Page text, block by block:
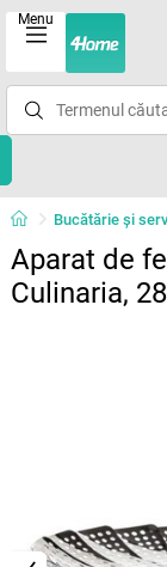
Menu
Bucătărie și
Aparat de
Culinaria,